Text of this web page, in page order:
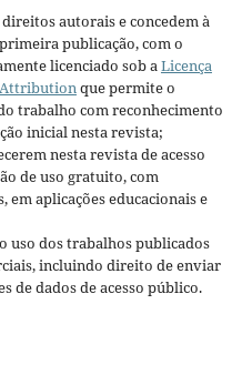
autorais e concedem à
publicação, com o
licenciado sob aLicença
Attributionque permite o
trabalho com reconhecimento
inicial nesta revista;
nesta revista de acesso
de uso gratuito, com
aplicações educacionais e
uso dos trabalhos publicados
incluindo direito de enviar
de dados de acesso público.